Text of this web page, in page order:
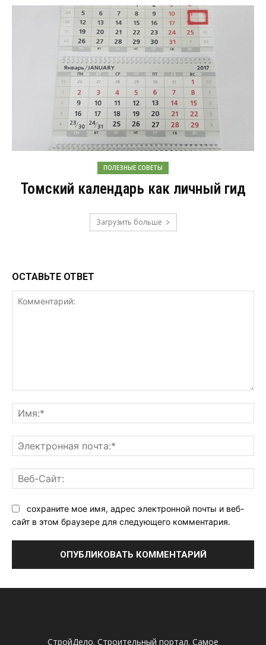
ПОЛЕЗНЫЕ СОВЕТЫ
Томский календарь как личный гид
Загрузить больше
ОСТАВЬТЕ ОТВЕТ
сохраните мое имя, адрес электронной почты и веб-
сайт в этом браузере для следующего комментария.
СтройДело. Строительный портал. Самое